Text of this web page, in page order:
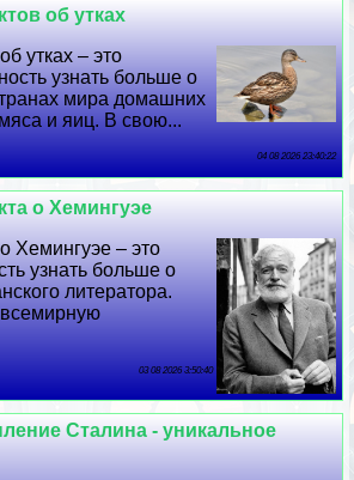
об утках
утках – это
узнать больше о
мира домашних
и яиц. В свою...
04 08 2026 23:40:22
о Хемингуэе
Хемингуэе – это
узнать больше о
литератора.
03 08 2026 3:50:40
Сталина - уникальное